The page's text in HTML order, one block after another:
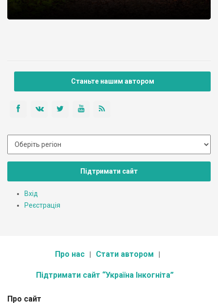
Станьте нашим автором
Підтримати сайт
Вхід
Реєстрація
Про нас Стати автором
Підтримати сайт “Україна Інкогніта”
Про сайт